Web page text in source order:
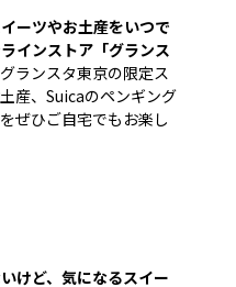
ーツやお土産をいつで
インストア「グランス
ランスタ東京の限定ス
産、Suicaのペンギング
ぜひご自宅でもお楽し
けど、気になるスイー